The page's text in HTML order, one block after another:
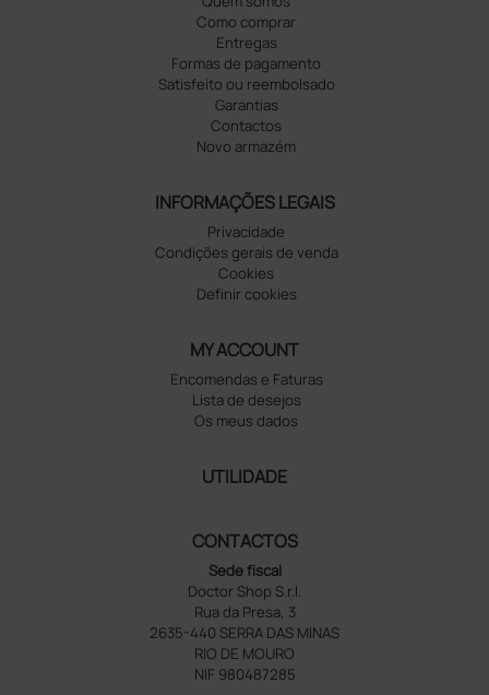
Como comprar
Entregas
Formas de pagamento
Satisfeito ou reembolsado
Garantias
Contactos
Novo armazém
INFORMAÇÕES LEGAIS
Privacidade
Condições gerais de venda
Cookies
Definir cookies
MY ACCOUNT
Encomendas e Faturas
Lista de desejos
Os meus dados
UTILIDADE
CONTACTOS
Sede fiscal
Doctor Shop S.r.l.
Rua da Presa, 3
2635-440 SERRA DAS MINAS
RIO DE MOURO
NIF 980487285